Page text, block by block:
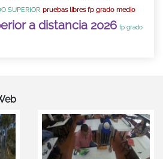
SUPERIOR pruebas libres fp grado medio
a distancia 2026 fp grado